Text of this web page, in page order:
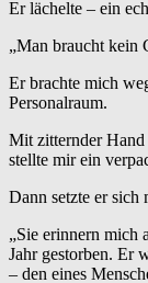
Er lächelte – ein
„Man braucht kein
Er brachte mich
Personalraum.
Mit zitternder Hand
stellte mir ein
Dann setzte er sich
„Sie erinnern mich
Jahr gestorben. Er
– den eines